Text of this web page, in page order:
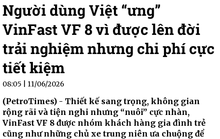
Người dùng Việt “ưng”
VinFast VF 8 vì được lên đời
trải nghiệm nhưng chi phí cực
tiết kiệm
08:05 | 11/06/2026
(PetroTimes) - Thiết kế sang trọng, không gian
rộng rãi và tiện nghi nhưng “nuôi” cực nhàn,
VinFast VF 8 được nhóm khách hàng gia đình trẻ
cũng như những chủ xe trung niên ưa chuộng để